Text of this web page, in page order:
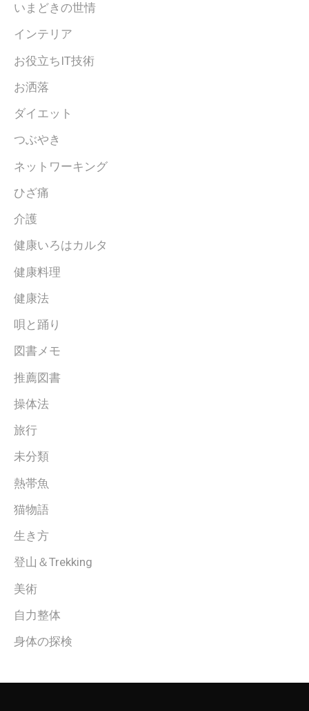
いまどきの世情
インテリア
お役立ちIT技術
お洒落
ダイエット
つぶやき
ネットワーキング
ひざ痛
介護
健康いろはカルタ
健康料理
健康法
唄と踊り
図書メモ
推薦図書
操体法
旅行
未分類
熱帯魚
猫物語
生き方
登山＆Trekking
美術
自力整体
身体の探検